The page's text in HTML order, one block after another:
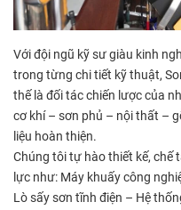
Với đội ngũ kỹ sư giàu kinh
trong từng chi tiết kỹ thuật,
thế là đối tác chiến lược của
cơ khí – sơn phủ – nội thất –
liệu hoàn thiện.
Chúng tôi tự hào thiết kế, chế
lực như: Máy khuấy công
Lò sấy sơn tĩnh điện – Hệ